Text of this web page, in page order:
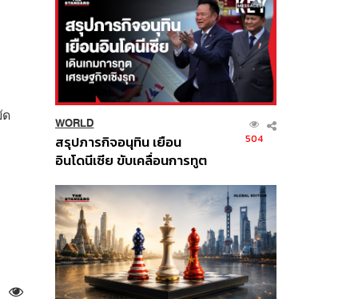
WORLD
สรุปภารกิจอนุทิน เยือน
อินโดนีเซีย ขับเคลื่อนการทูต
ส่วนยุทธศาสตร์ไทย –
อินโดนีเซีย
504